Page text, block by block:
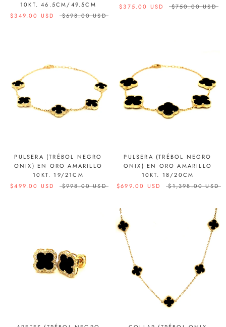
10KT. 46.5CM/49.5CM
$349.00 USD
$698.00 USD
$375.00 USD
$750.00 USD
PULSERA (TRÉBOL NEGRO
ONIX) EN ORO AMARILLO
10KT. 19/21CM
$499.00 USD
$998.00 USD
PULSERA (TRÉBOL NEGRO
ONIX) EN ORO AMARILLO
10KT. 18/20CM
$699.00 USD
$1,398.00 USD